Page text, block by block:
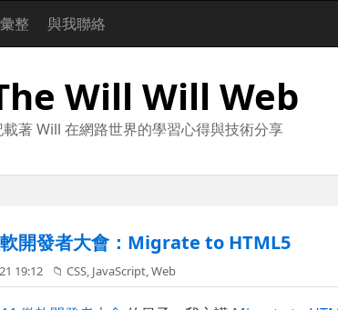
整 與我聯絡
Will Will Web
載著 Will 在網路世界的學習心得與技術分享
開發者大會：Migrate to HTML5
19:12 📁CSS, JavaScript,Web